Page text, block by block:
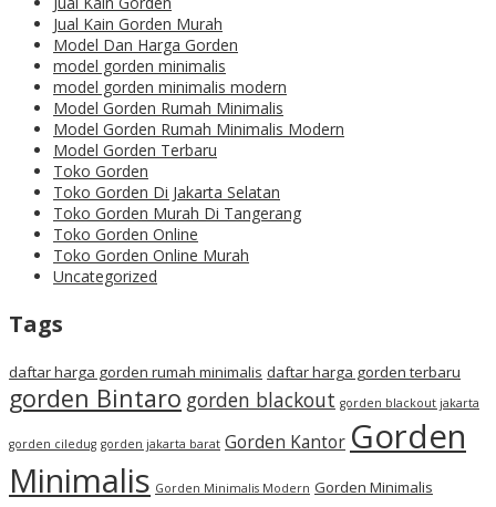
Jual Kain Gorden Murah
Model Dan Harga Gorden
model gorden minimalis
model gorden minimalis modern
Model Gorden Rumah Minimalis
Model Gorden Rumah Minimalis Modern
Model Gorden Terbaru
Toko Gorden
Toko Gorden Di Jakarta Selatan
Toko Gorden Murah Di Tangerang
Toko Gorden Online
Toko Gorden Online Murah
Uncategorized
Tags
daftar harga gorden rumah minimalis daftar harga gorden terbaru
gorden Bintaro gorden blackout gorden blackout jakarta
gorden ciledug gorden jakarta barat Gorden Kantor Gorden
Minimalis Gorden Minimalis Modern Gorden Minimalis